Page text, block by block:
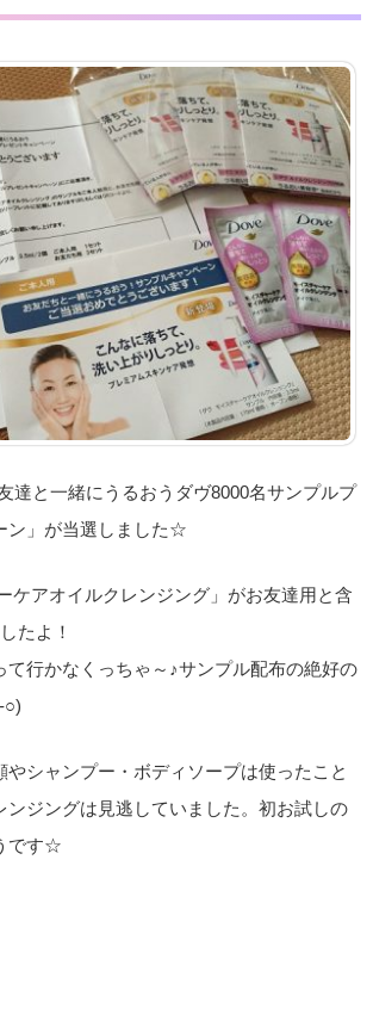
達と一緒にうるおうダヴ8000名サンプルプ
ン」が当選しました☆
ケアオイルクレンジング」がお友達用と含
たよ！
て行かなくっちゃ～♪サンプル配布の絶好の
○)
やシャンプー・ボディソープは使ったこと
ンジングは見逃していました。初お試しの
です☆